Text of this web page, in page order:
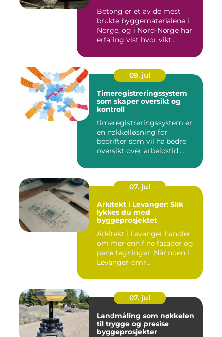
Betong er et av de mest
brukte byggematerialene i
Norge, og i Nord-Norge har
erfaring vist hvor vikt...
09. jul
Timeregistreringssystem
som skaper oversikt og
kontroll
timeregistreringssystem er
en nøkkelløsning for
bedrifter som vil ha bedre
oversikt over arbeidstid,...
07. jul
Arkitekt i Levanger: Slik
lykkes du med
byggeprosjektet
Arkitekt i Levanger handler
om mer enn fine fasader og
pene tegninger. Når noen i
Levanger-omr...
07. jul
Landmåling som nøkkelen
til trygge og presise
byggeprosjekter